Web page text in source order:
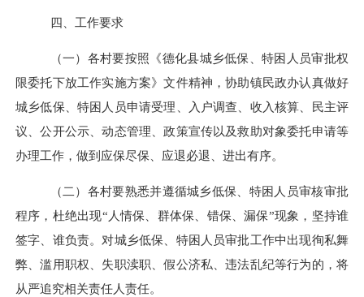
四 工作要求
（一）各村要按照《德化县城乡低保、特困人员审批权
限委托下放工作实施方案》文件精神，协助镇民政办认真做好
城乡低保、特困人员申请受理、入户调查、收入核算、民主评
议、公开公示、动态管理、政策宣传以及救助对象委托申请等
办理工作，做到应保尽保、应退必退、进出有序。
（二）各村要熟悉并遵循城乡低保、特困人员审核审批
程序，杜绝出现“ 人情保、群体保、错保、漏保”现象，坚持谁
签字、谁负责。对城乡低保、特困人员审批工作中出现徇私舞
弊、滥用职权、失职渎职、假公济私、违法乱纪等行为的，将
从严追究相关责任人责任。